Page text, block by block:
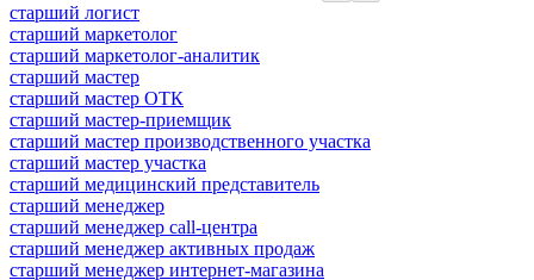
старший логист
старший маркетолог
старший маркетолог-аналитик
старший мастер
старший мастер ОТК
старший мастер-приемщик
старший мастер производственного участка
старший мастер участка
старший медицинский представитель
старший менеджер
старший менеджер call-центра
старший менеджер активных продаж
старший менеджер интернет-магазина